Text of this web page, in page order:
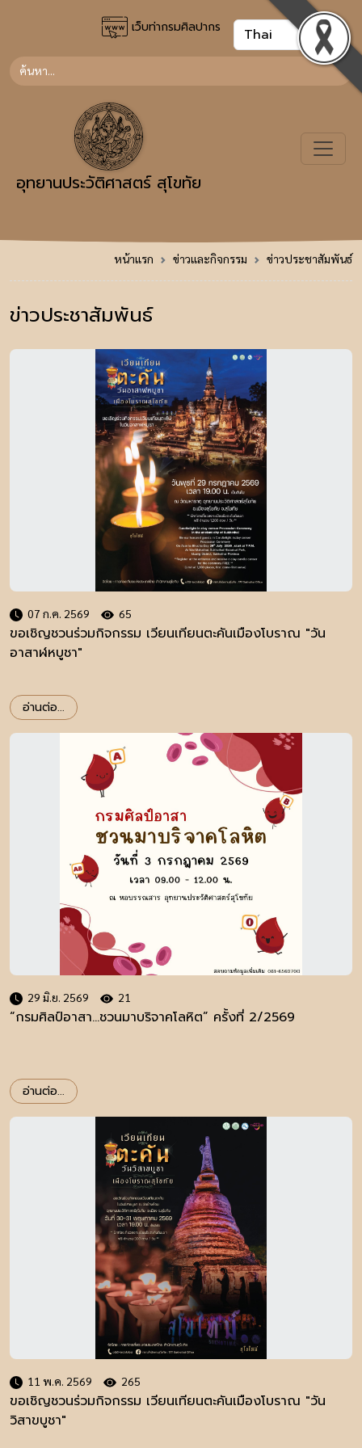
เว็บท่ากรมศิลปากร
อุทยานประวัติศาสตร์ สุโขทัย
หน้าแรก ข่าวและกิจกรรม ข่าวประชาสัมพันธ์
ข่าวประชาสัมพันธ์
07 ก.ค. 2569 65
ขอเชิญชวนร่วมกิจกรรม เวียนเทียนตะคันเมืองโบราณ "วัน
อาสาฬหบูชา"
อ่านต่อ...
29 มิ.ย. 2569 21
“กรมศิลป์อาสา...ชวนมาบริจาคโลหิต” ครั้งที่ 2/2569
อ่านต่อ...
11 พ.ค. 2569 265
ขอเชิญชวนร่วมกิจกรรม เวียนเทียนตะคันเมืองโบราณ "วัน
วิสาขบูชา"